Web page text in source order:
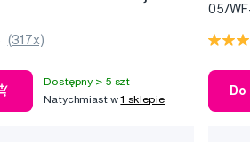
(317x)
Dostępny > 5 szt
Natychmiast w1 sklepie
05/